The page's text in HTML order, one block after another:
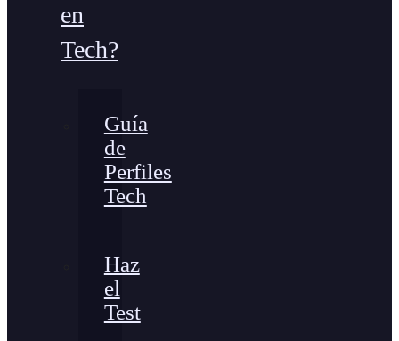
en
Tech?
Guía
de
Perfiles
Tech
Haz
el
Test